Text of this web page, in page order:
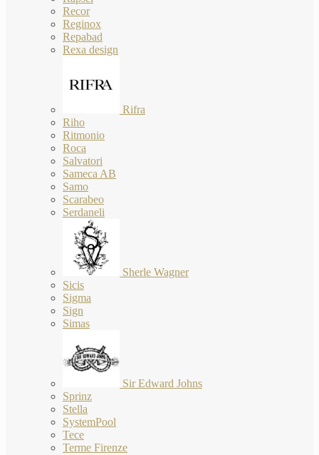
Recor
Reginox
Repabad
Rexa design
Rifra
Riho
Ritmonio
Roca
Salvatori
Sameca AB
Samo
Scarabeo
Serdaneli
Sherle Wagner
Sicis
Sigma
Sign
Simas
Sir Edward Johns
Sprinz
Stella
SystemPool
Tece
Terme Firenze